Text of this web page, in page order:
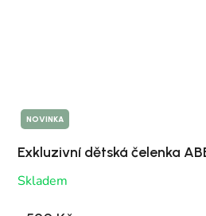
NOVINKA
Exkluzivní dětská čelenka
Skladem